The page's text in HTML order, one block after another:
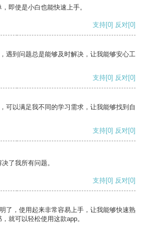
即使是小白也能快速上手。
支持[0] 反对[0]
遇到问题总是能够及时解决，让我能够安心工
支持[0] 反对[0]
可以满足我不同的学习需求，让我能够找到自
支持[0] 反对[0]
了我所有问题。
支持[0] 反对[0]
了，使用起来非常容易上手，让我能够快速熟
就可以轻松使用这款app。